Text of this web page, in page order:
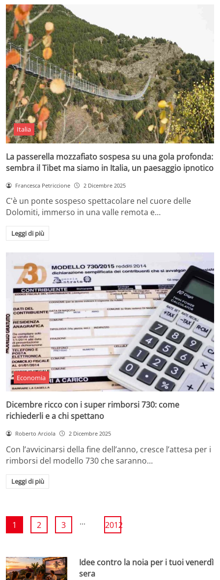
Italia
La passerella mozzafiato sospesa su una gola profonda:
sembra il Tibet ma siamo in Italia, un paesaggio ipnotico
Francesca Petriccione 2 Dicembre 2025
C'è un ponte sospeso spettacolare nel cuore delle
Dolomiti, immerso in una valle remota e…
Leggi di più
Economia
Dicembre ricco con i super rimborsi 730: come
richiederli e a chi spettano
Roberto Arciola 2 Dicembre 2025
Con l’avvicinarsi della fine dell’anno, cresce l’attesa per i
rimborsi del modello 730 che saranno…
Leggi di più
1 2 3 ... 2012
Idee contro la noia per i tuoi venerdì
sera